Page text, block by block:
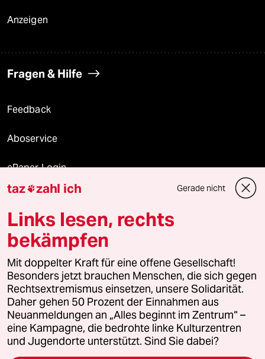
Anzeigen
Fragen & Hilfe
Feedback
Aboservice
ePaper Login
Downloads für Abonnierende
© 2026 taz Verlags und Vertriebs GmbH
Alle Rechte vorbehalten. Bei rechtlichen Fragen oder für Genehmigungen
wenden Sie sich bitte an lizenzen@taz.de
Feedback Redaktionsstatut Kommune-Richtlinien
Leitlinie Informant Datenschutz Impressum AGB
taz zahl ich Gerade nicht
Links lesen, rechts
bekämpfen
Mit doppelter Kraft für eine offene Gesellschaft!
Besonders jetzt brauchen Menschen, die sich gegen
Rechtsextremismus einsetzen, unsere Solidarität.
Daher gehen 50 Prozent der Einnahmen aus
Neuanmeldungen an „Alles beginnt im Zentrum“ –
eine Kampagne, die bedrohte linke Kulturzentren
und Jugendorte unterstützt. Sind Sie dabei?